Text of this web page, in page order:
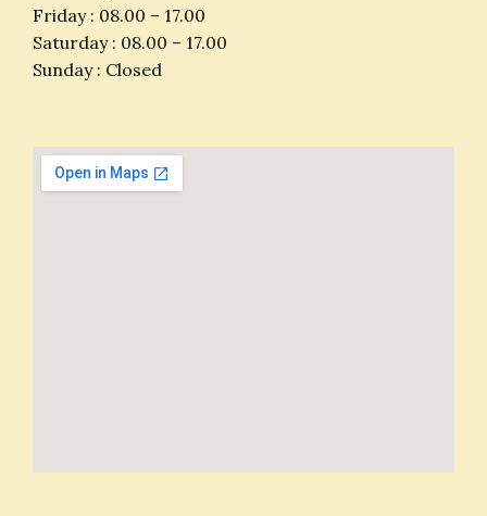
Friday : 08.00 – 17.00
Saturday : 08.00 – 17.00
Sunday : Closed